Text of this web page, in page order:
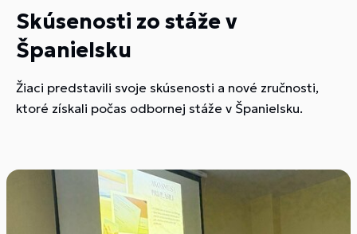
Skúsenosti zo stáže v
Španielsku
Žiaci predstavili svoje skúsenosti a nové zručnosti,
ktoré získali počas odbornej stáže v Španielsku.